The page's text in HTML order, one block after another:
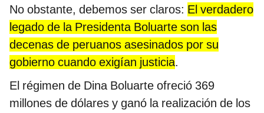
No obstante, debemos ser claros: El verdadero
legado de la Presidenta Boluarte son las
decenas de peruanos asesinados por su
gobierno cuando exigían justicia.
El régimen de Dina Boluarte ofreció 369
millones de dólares y ganó la realización de los